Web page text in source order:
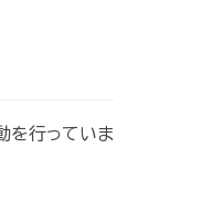
を行っていま